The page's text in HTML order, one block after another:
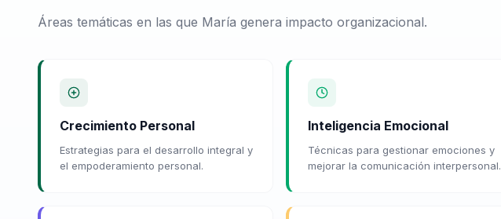
Áreas temáticas en las que María genera impacto organizacional.
Crecimiento Personal
Estrategias para el desarrollo integral y
el empoderamiento personal.
Inteligencia Emocional
Técnicas para gestionar emociones y
mejorar la comunicación interpersonal.